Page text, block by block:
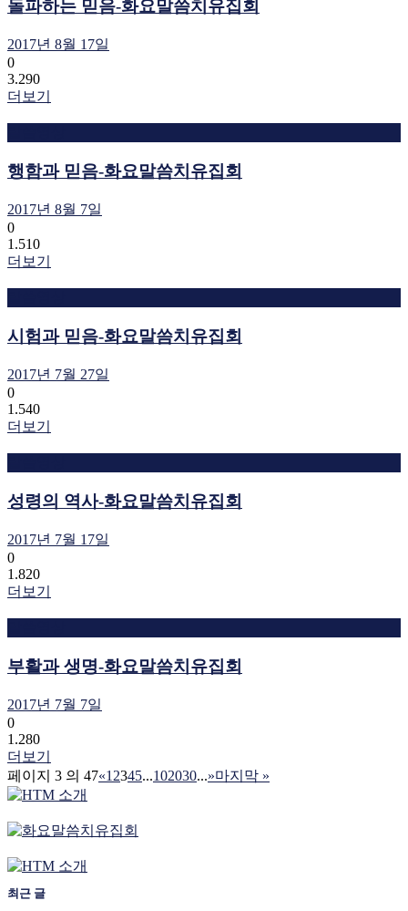
돌파하는 믿음-화요말씀치유집회
2017년 8월 17일
0
3.290
더보기
행함과 믿음-화요말씀치유집회
2017년 8월 7일
0
1.510
더보기
시험과 믿음-화요말씀치유집회
2017년 7월 27일
0
1.540
더보기
성령의 역사-화요말씀치유집회
2017년 7월 17일
0
1.820
더보기
부활과 생명-화요말씀치유집회
2017년 7월 7일
0
1.280
더보기
페이지 3 의 47«1 2345...102030...»마지막 »
최근 글